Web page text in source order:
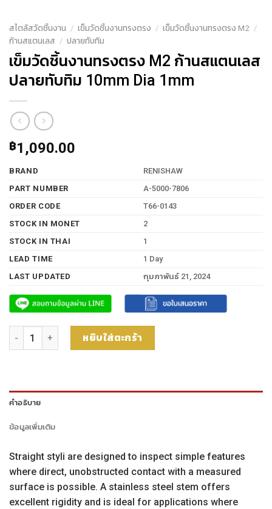
สไตลัสวัดชิ้นงาน / เข็มวัดชิ้นงานทรงตรง / เข็มวัดชิ้นงานทรงตรง M2 /
ก้านสแตนเลส / ปลายทับทิม
เข็มวัดชิ้นงานทรงตรง M2 ก้านสแตนเลส
ปลายทับทิม 10mm Dia 1mm
฿1,090.00
BRAND
RENISHAW
PART NUMBER
A-5000-7806
ORDER CODE
T66-0143
STOCK IN MONET
2
STOCK IN THAI
1
LEAD TIME
1 Day
LAST UPDATED
กุมภาพันธ์ 21, 2024
จำนวน เข็มวัดชิ้นงานทรงตรง M2 ก้านสแตนเลส ปลายทับทิม 10mm
หยิบใส่ตะกร้า
คำอธิบาย
ข้อมูลเพิ่มเติม
Straight styli are designed to inspect simple features
where direct, unobstructed contact with a measured
surface is possible. A stainless steel stem offers
excellent rigidity and is ideal for applications where